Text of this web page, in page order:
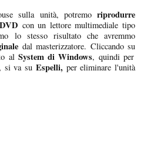
sulla unità, potremo riprodurre
con un lettore multimediale tipo
lo stesso risultato che avremmo
dal masterizzatore. Cliccando su
al System di Windows, quindi per
si va su Espelli, per eliminare l'unità